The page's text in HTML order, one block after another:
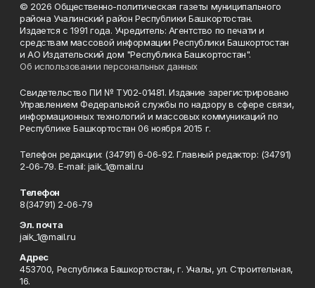
© 2026 Общественно-политическая газеты муниципального
района Учалинский район Республики Башкортостан.
Издается с 1991 года. Учредитель: Агентство по печати и
средствам массовой информации Республики Башкортостан
и АО Издательский дом "Республика Башкортостан".
Об использовании персональных данных
Свидетельство ПИ № ТУ02-01481. Издание зарегистрировано
Управлением Федеральной службы по надзору в сфере связи,
информационных технологий и массовых коммуникаций по
Республике Башкортостан 06 ноября 2015 г.
Телефон редакции: (34791) 6-06-92. Главный редактор: (34791)
2-06-79. Е-mаil: jaik_1@mail.ru
Телефон
8(34791) 2-06-79
Эл. почта
jaik_1@mail.ru
Адрес
453700, Республика Башкортостан, г. Учалы, ул. Строительная,
16.